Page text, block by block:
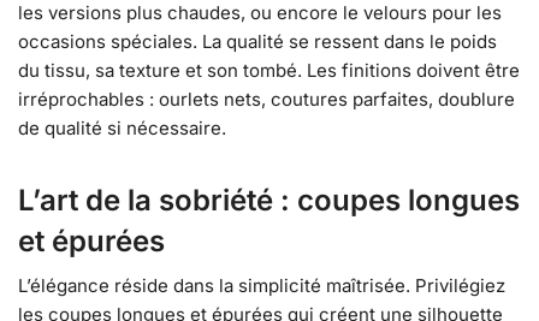
les versions plus chaudes, ou encore le velours pour les
occasions spéciales. La qualité se ressent dans le poids
du tissu, sa texture et son tombé. Les finitions doivent être
irréprochables : ourlets nets, coutures parfaites, doublure
de qualité si nécessaire.
L’art de la sobriété : coupes longues
et épurées
L’élégance réside dans la simplicité maîtrisée. Privilégiez
les coupes longues et épurées qui créent une silhouette